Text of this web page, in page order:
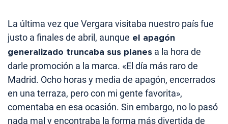
La última vez que Vergara visitaba nuestro país fue
justo a finales de abril, aunque el apagón
generalizado truncaba sus planes a la hora de
darle promoción a la marca. «El día más raro de
Madrid. Ocho horas y media de apagón, encerrados
en una terraza, pero con mi gente favorita»,
comentaba en esa ocasión. Sin embargo, no lo pasó
nada mal y encontraba la forma más divertida de